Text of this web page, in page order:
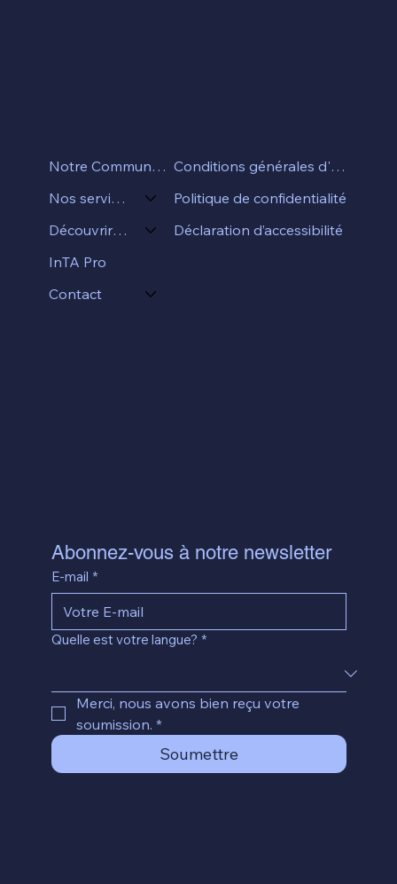
Abonnez-vous à notre newsletter
E-mail *
Quelle est votre langue? *
Merci, nous avons bien reçu votre
soumission. *
Soumettre
Notre Communauté
Nos services
Découvrir InTA
InTA Pro
Contact
Conditions générales d'utilisation
Politique de confidentialité
Déclaration d’accessibilité